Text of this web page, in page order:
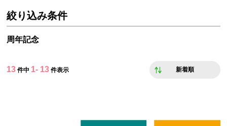
絞り込み条件
周年記念
13 件中 1- 13 件表示 新着順